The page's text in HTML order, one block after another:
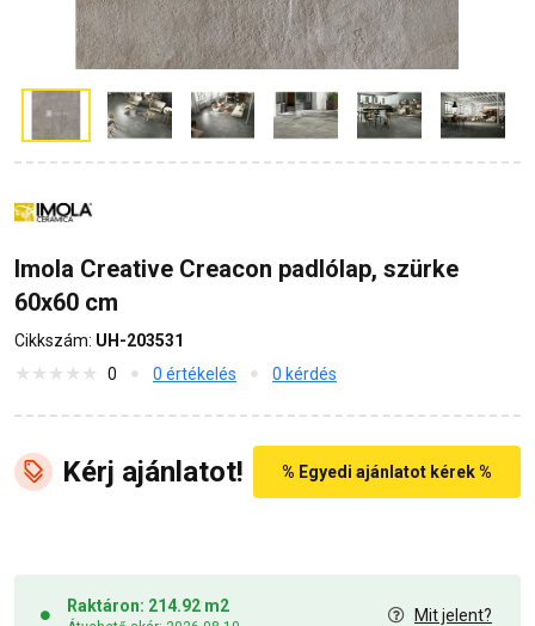
Imola Creative Creacon padlólap, szürke
60x60 cm
Cikkszám: UH-203531
0
0 értékelés 0 kérdés
% Egyedi ajánlatot kérek %
Kérj ajánlatot!
Raktáron: 214.92 m2
Mit jelent?